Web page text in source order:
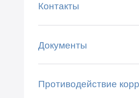
Контакты
Документы
Противодействие